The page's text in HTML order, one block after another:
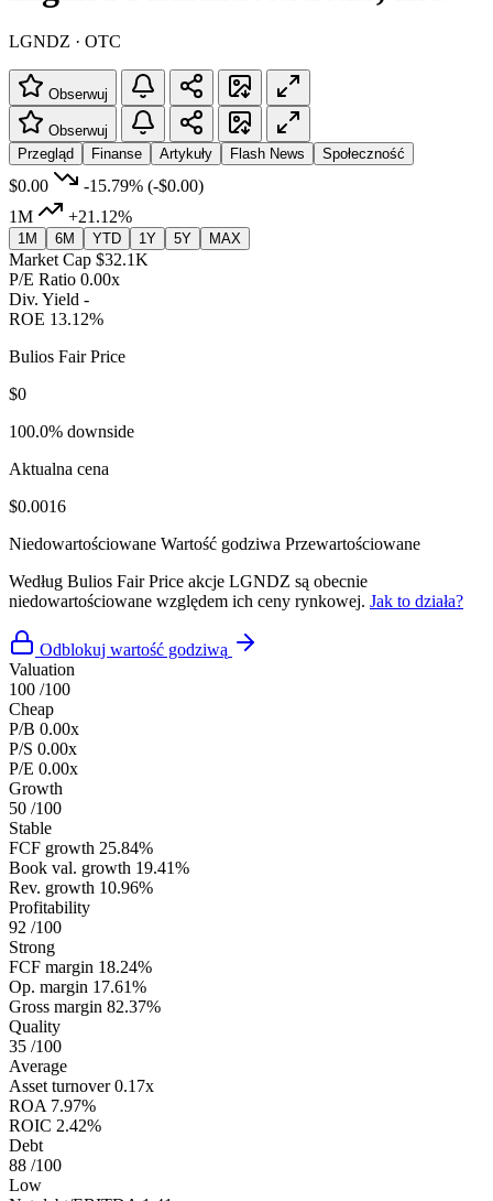
LGNDZ · OTC
Obserwuj
Obserwuj
Przegląd
Finanse Artykuły Flash News Społeczność
$0.00 -15.79% (-$0.00)
1M
+21.12%
1M 6M YTD 1Y 5Y MAX
Market Cap $32.1K
P/E Ratio 0.00x
Div. Yield -
ROE 13.12%
Bulios Fair Price
$0
100.0% downside
Aktualna cena
$0.0016
Niedowartościowane Wartość godziwa Przewartościowane
Według Bulios Fair Price akcje LGNDZ są obecnie
niedowartościowane względem ich ceny rynkowej. Jak to działa?
Odblokuj wartość godziwą
Valuation
100 /100
Cheap
P/B 0.00x
P/S 0.00x
P/E 0.00x
Growth
50 /100
Stable
FCF growth 25.84%
Book val. growth 19.41%
Rev. growth 10.96%
Profitability
92 /100
Strong
FCF margin 18.24%
Op. margin 17.61%
Gross margin 82.37%
Quality
35 /100
Average
Asset turnover 0.17x
ROA 7.97%
ROIC 2.42%
Debt
88 /100
Low